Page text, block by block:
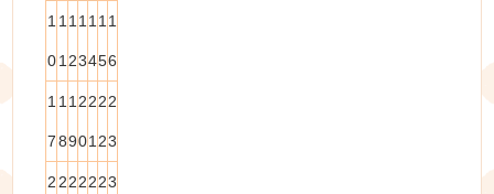
1
0
1
1
1
2
1
3
1
4
1
5
1
6
1
7
1
8
1
9
2
0
2
1
2
2
2
3
2 222223